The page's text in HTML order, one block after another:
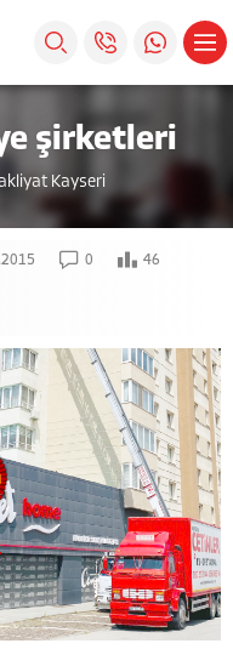
şirketleri
Kayseri
0 46